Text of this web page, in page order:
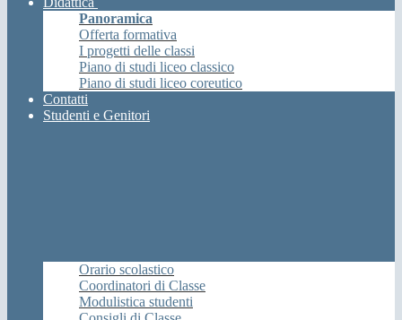
Panoramica
Offerta formativa
I progetti delle classi
Piano di studi liceo classico
Piano di studi liceo coreutico
Contatti
Studenti e Genitori
Orario scolastico
Coordinatori di Classe
Modulistica studenti